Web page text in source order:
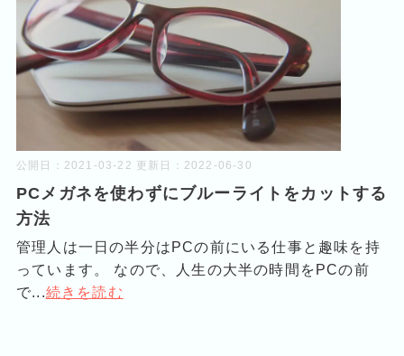
公開日： 2021-03-22 更新日： 2022-06-30
PCメガネを使わずにブルーライトをカットする
方法
管理人は一日の半分はPCの前にいる仕事と趣味を持
っています。 なので、人生の大半の時間をPCの前
で...続きを読む